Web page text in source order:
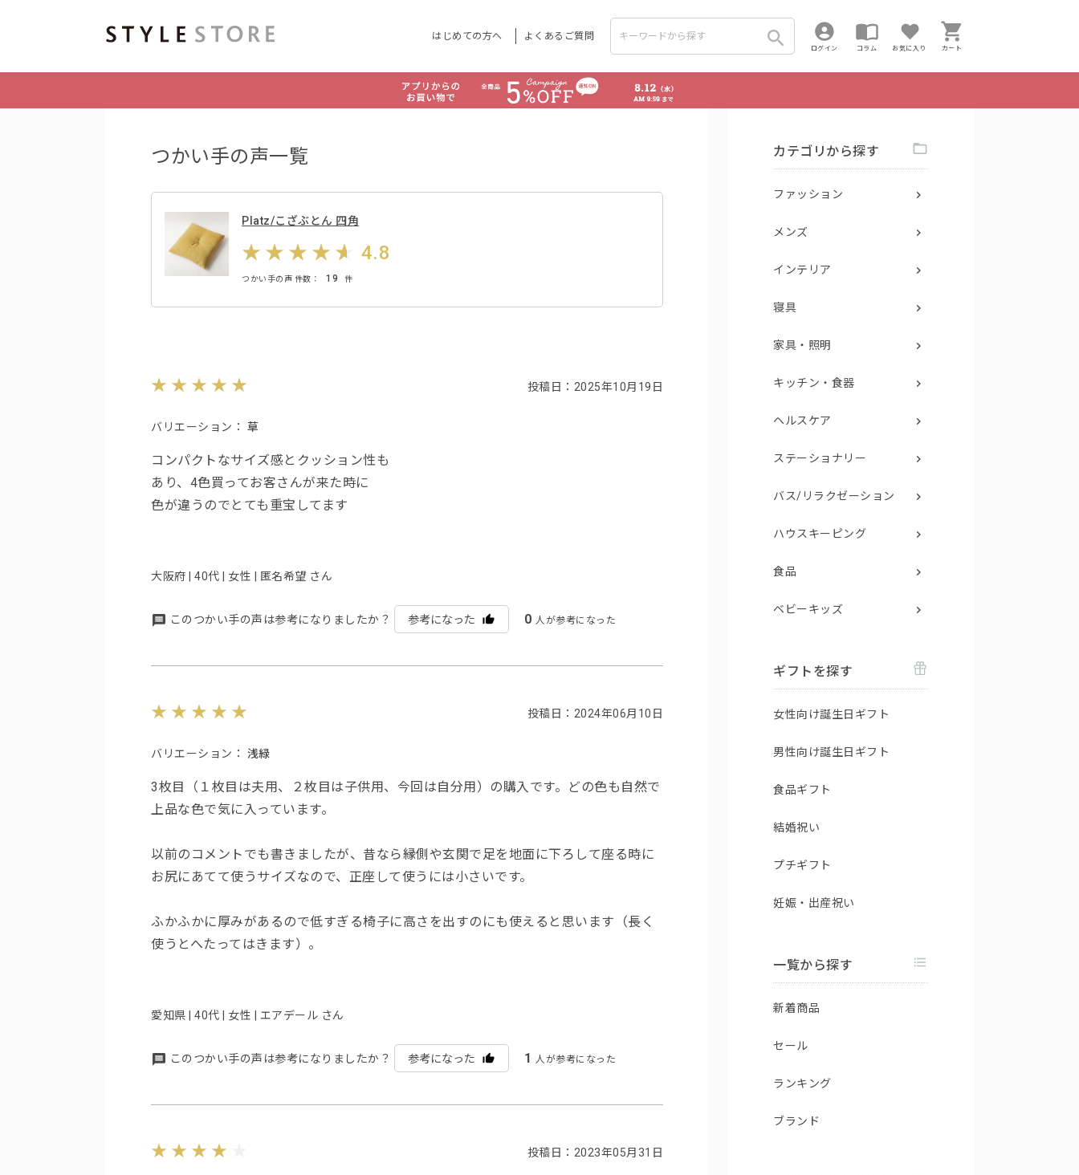
はじめての方へ よくあるご質問
ログイン コラム お気に入り カート
つかい手の声一覧
Platz/こざぶとん 四角
4.8
つかい手の声 件数： 19 件
投稿日：2025年10月19日
バリエーション： 草
コンパクトなサイズ感とクッション性も
あり、4色買ってお客さんが来た時に
色が違うのでとても重宝してます
大阪府 | 40代 | 女性 | 匿名希望 さん
このつかい手の声は参考になりましたか？ 参考になった 0 人が参考になった
投稿日：2024年06月10日
バリエーション： 浅緑
3枚目（１枚目は夫用、２枚目は子供用、今回は自分用）の購入です。どの色も自然で
上品な色で気に入っています。
以前のコメントでも書きましたが、昔なら縁側や玄関で足を地面に下ろして座る時に
お尻にあてて使うサイズなので、正座して使うには小さいです。
ふかふかに厚みがあるので低すぎる椅子に高さを出すのにも使えると思います（長く
使うとへたってはきます）。
愛知県 | 40代 | 女性 | エアデール さん
このつかい手の声は参考になりましたか？ 参考になった 1 人が参考になった
投稿日：2023年05月31日
カテゴリから探す
ファッション
メンズ
インテリア
寝具
家具・照明
キッチン・食器
ヘルスケア
ステーショナリー
バス/リラクゼーション
ハウスキーピング
食品
ベビーキッズ
ギフトを探す
女性向け誕生日ギフト
男性向け誕生日ギフト
食品ギフト
結婚祝い
プチギフト
妊娠・出産祝い
一覧から探す
新着商品
セール
ランキング
ブランド